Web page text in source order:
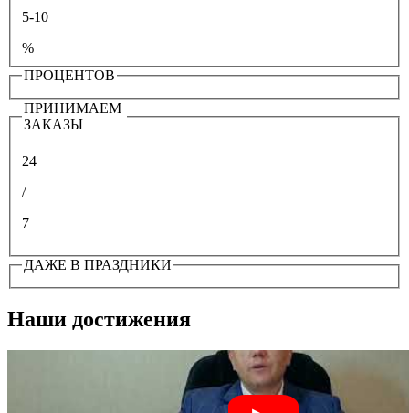
5-10
%
ПРОЦЕНТОВ
ПРИНИМАЕМ
ЗАКАЗЫ
24
/
7
ДАЖЕ В ПРАЗДНИКИ
Наши достижения